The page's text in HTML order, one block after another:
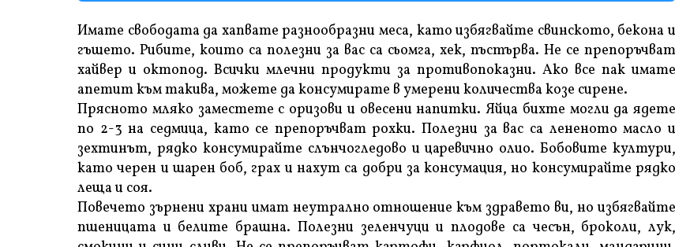
Имате свободата да хапвате разнообразни меса, като избягвайте свинското, бекона и
гъшето. Рибите, които са полезни за вас са сьомга, хек, пъстърва. Не се препоръчват
хайвер и октопод. Всички млечни продукти за противопоказни. Ако все пак имате
апетит към такива, можете да консумирате в умерени количества козе сирене.
Прясното мляко заместете с оризови и овесени напитки. Яйца бихте могли да ядете
по 2-3 на седмица, като се препоръчват рохки. Полезни за вас са лененото масло и
зехтинът, рядко консумирайте слънчогледово и царевично олио. Бобовите култури,
като черен и шарен боб, грах и нахут са добри за консумация, но консумирайте рядко
леща и соя.
Повечето зърнени храни имат неутрално отношение към здравето ви, но избягвайте
пшеницата и белите брашна. Полезни зеленчуци и плодове са чесън, броколи, лук,